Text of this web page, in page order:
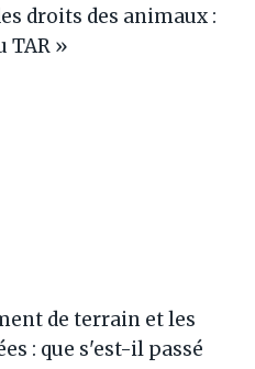
droits des animaux :
TAR »
de terrain et les
: que s'est-il passé